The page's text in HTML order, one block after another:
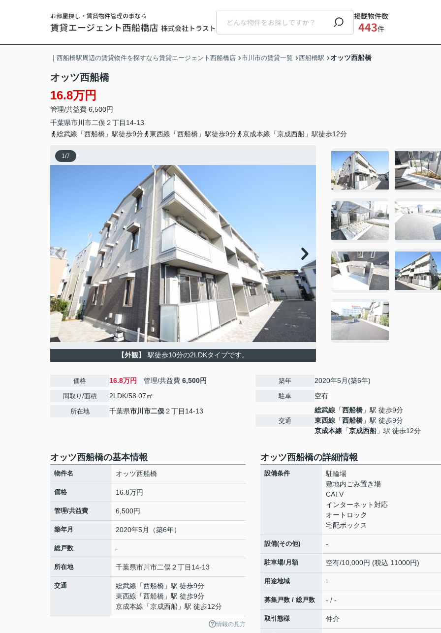
掲載物件数
443件
｜西船橋駅周辺の賃貸物件を探すなら賃貸エージェント西船橋店 市川市の賃貸一覧 西船橋駅 オッツ西船橋
オッツ西船橋
16.8万円
管理/共益費 6,500円
千葉県市川市二俣２丁目14-13
総武線「西船橋」駅徒歩9分
東西線「西船橋」駅徒歩9分 京成本線「京成西船」駅徒歩12分
1/7
【外観】 駅徒歩10分の2LDKタイプです。
価格 16.8万円 管理/共益費 6,500円
間取り/面積 2LDK/58.07㎡
所在地 千葉県市川市二俣２丁目14-13
築年 2020年5月(築6年)
駐車 空有
交通
総武線 「西船橋 」駅 徒歩9分
東西線 「西船橋 」駅 徒歩9分
京成本線 「京成西船」駅 徒歩12分
オッツ西船橋の基本情報
物件名 オッツ西船橋
価格 16.8万円
管理/共益費 6,500円
築年月 2020年5月（築6年）
総戸数 -
所在地 千葉県市川市二俣２丁目14-13
交通 総武線 「西船橋 」駅 徒歩9分
東西線 「西船橋 」駅 徒歩9分
京成本線 「京成西船 」駅 徒歩12分
情報の見方
オッツ西船橋の詳細情報
設備条件
駐輪場
敷地内ごみ置き場
CATV
インターネット対応
オートロック
宅配ボックス
設備(その他) -
駐車場/月額 空有/10,000円 (税込 11000円)
用途地域 -
募集戸数 / 総戸数 - / -
取引態様 仲介